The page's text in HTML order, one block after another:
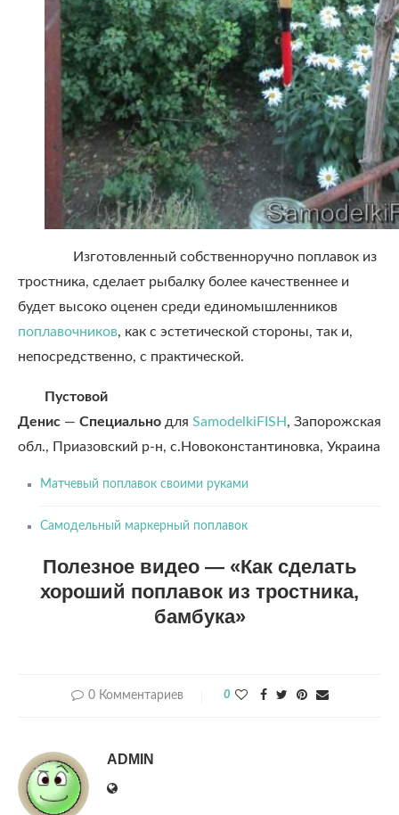
Изготовленный собственноручно поплавок из
тростника, сделает рыбалку более качественнее и
будет высоко оценен среди единомышленников
поплавочников, как с эстетической стороны, так и,
непосредственно, с практической.
Пустовой
Денис — Специально для SamodelkiFISH, Запорожская
обл., Приазовский р-н, с.Новоконстантиновка, Украина
Матчевый поплавок своими руками
Самодельный маркерный поплавок
Полезное видео — «Как сделать
хороший поплавок из тростника,
бамбука»
0 Комментариев 0
ADMIN